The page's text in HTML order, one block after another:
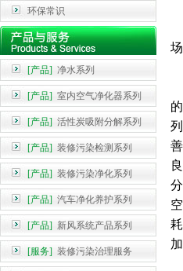
环保常识
[产品] 净水系列
[产品] 室内空气净化器系列
[产品] 活性炭吸附分解系列
[产品] 装修污染检测系列
[产品] 装修污染净化系列
[产品] 汽车净化养护系列
[产品] 新风系统产品系列
[服务] 装修污染治理服务